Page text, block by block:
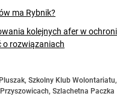
ma Rybnik?
kolejnych afer w
o rozwiązaniach
Pluszak, Szkolny Klub Wolontariatu,
, Szlachetna Paczka